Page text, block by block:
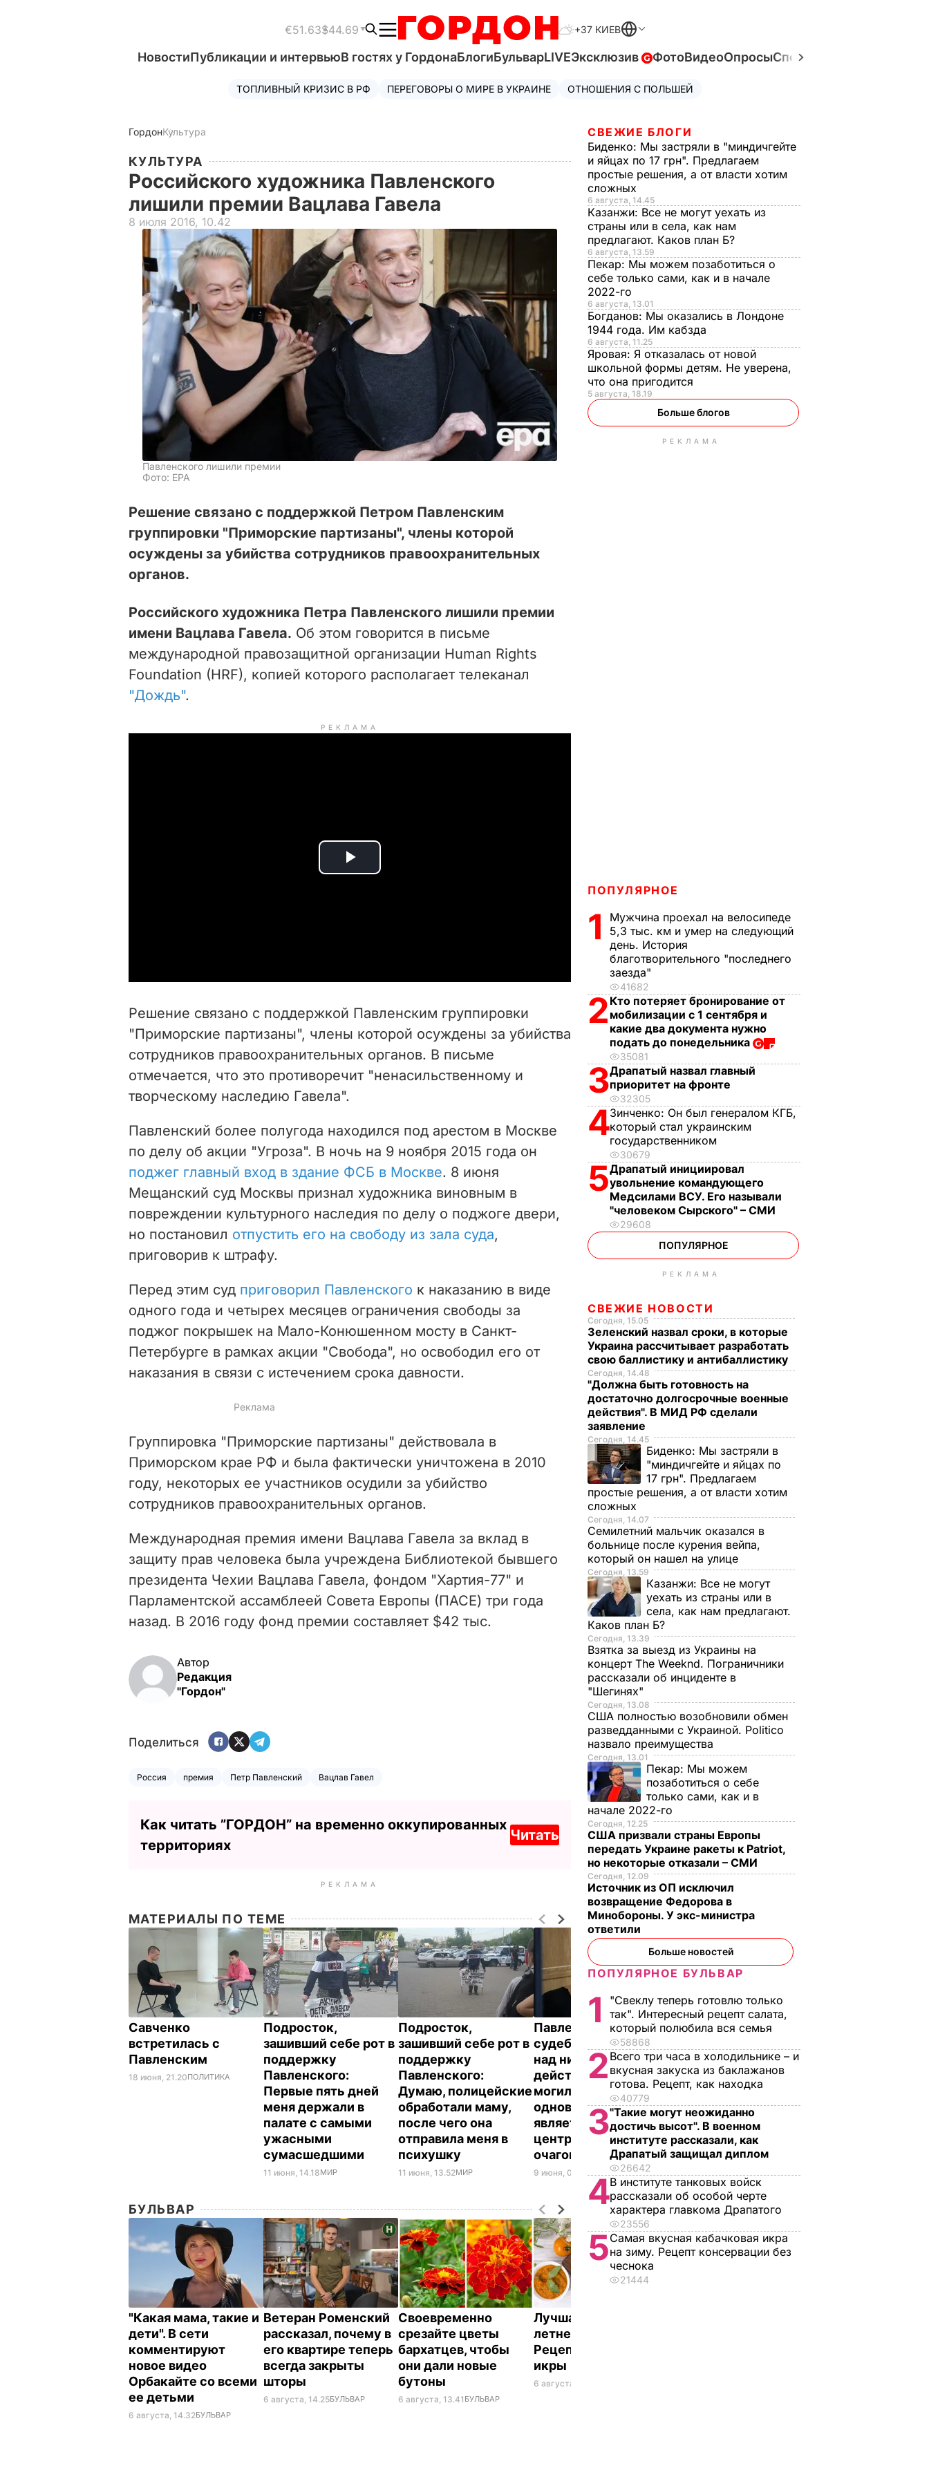
€51.63$44.69 +37 КИЕВ
НовостиПубликации и интервьюВ гостях у ГордонаБлогиБульварLIVEЭксклюзив ФотоВидеоОпросыСпецпроекты
ТОПЛИВНЫЙ КРИЗИС В РФ ПЕРЕГОВОРЫ О МИРЕ В УКРАИНЕ ОТНОШЕНИЯ С ПОЛЬШЕЙ
ГордонКультура
КУЛЬТУРА
Российского художника Павленского
лишили премии Вацлава Гавела
8 июля 2016, 10.42
Павленского лишили премии
Фото: ЕРА
Решение связано с поддержкой Петром Павленским
группировки "Приморские партизаны", члены которой
осуждены за убийства сотрудников правоохранительных
органов.
Российского художника Петра Павленского лишили премии
имени Вацлава Гавела. Об этом говорится в письме
международной правозащитной организации Human Rights
Foundation (HRF), копией которого располагает телеканал
"Дождь".
РЕКЛАМА
P
i
d
o
Решение связано с поддержкой Павленским группировки
"Приморские партизаны", члены которой осуждены за убийства
сотрудников правоохранительных органов. В письме
отмечается, что это противоречит "ненасильственному и
творческому наследию Гавела".
Павленский более полугода находился под арестом в Москве
по делу об акции "Угроза". В ночь на 9 ноября 2015 года он
поджег главный вход в здание ФСБ в Москве. 8 июня
Мещанский суд Москвы признал художника виновным в
повреждении культурного наследия по делу о поджоге двери,
но постановил отпустить его на свободу из зала суда,
приговорив к штрафу.
Перед этим суд приговорил Павленского к наказанию в виде
одного года и четырех месяцев ограничения свободы за
поджог покрышек на Мало-Конюшенном мосту в Санкт-
Петербурге в рамках акции "Свобода", но освободил его от
наказания в связи с истечением срока давности.
Группировка "Приморские партизаны" действовала в
Приморском крае РФ и была фактически уничтожена в 2010
году, некоторых ее участников осудили за убийство
сотрудников правоохранительных органов.
Международная премия имени Вацлава Гавела за вклад в
защиту прав человека была учреждена Библиотекой бывшего
президента Чехии Вацлава Гавела, фондом "Хартия-77" и
Парламентской ассамблеей Совета Европы (ПАСЕ) три года
назад. В 2016 году фонд премии составляет $42 тыс.
Автор
Редакция
"Гордон"
Поделиться
Россия премия Петр Павленский Вацлав Гавел
Как читать ”ГОРДОН” на временно оккупированных
территориях
Читать
РЕКЛАМА
МАТЕРИАЛЫ ПО ТЕМЕ
Савченко
встретилась с
Павленским
18 июня, 21.20ПОЛИТИКА
Подросток,
зашивший себе рот в
поддержку
Павленского:
Первые пять дней
меня держали в
палате с самыми
ужасными
сумасшедшими
11 июня, 14.18МИР
Подросток,
зашивший себе рот в
поддержку
Павленского:
Думаю, полицейские
обработали маму,
после чего она
отправила меня в
психушку
11 июня, 13.52МИР
Павленский о
судебном процессе
над ним: Мы увидели
действующий
могильник, который
одновременно
является
центральным
очагом власти
9 июня, 01.15
Акционист
на свободу.
Фоторепортаж
8 июня, 16.15 СОБЫТИЯ
БУЛЬВАР
"Какая мама, такие и
дети". В сети
комментируют
новое видео
Орбакайте со всеми
ее детьми
6 августа, 14.32БУЛЬВАР
Ветеран Роменский
рассказал, почему в
его квартире теперь
всегда закрыты
шторы
6 августа, 14.25БУЛЬВАР
Своевременно
срезайте цветы
бархатцев, чтобы
они дали новые
бутоны
6 августа, 13.41 БУЛЬВАР
Лучшая намазка для
летнего перекуса.
Рецепт кабачковой
икры
6 августа, 13.02
СВЕЖИЕ БЛОГИ
Биденко: Мы застряли в "миндичгейте
и яйцах по 17 грн". Предлагаем
простые решения, а от власти хотим
сложных
6 августа, 14.45
Казанжи: Все не могут уехать из
страны или в села, как нам
предлагают. Каков план Б?
6 августа, 13.59
Пекар: Мы можем позаботиться о
себе только сами, как и в начале
2022-го
6 августа, 13.01
Богданов: Мы оказались в Лондоне
1944 года. Им кабзда
6 августа, 11.25
Яровая: Я отказалась от новой
школьной формы детям. Не уверена,
что она пригодится
5 августа, 18.19
Больше блогов
РЕКЛАМА
ПОПУЛЯРНОЕ
1
Мужчина проехал на велосипеде
5,3 тыс. км и умер на следующий
день. История
благотворительного "последнего
заезда"
41682
2 Кто потеряет бронирование от
мобилизации с 1 сентября и
какие два документа нужно
подать до понедельника
35081
3Драпатый назвал главный
приоритет на фронте
32305
4Зинченко: Он был генералом КГБ,
который стал украинским
государственником
30679
5Драпатый инициировал
увольнение командующего
Медсилами ВСУ. Его называли
"человеком Сырского" – СМИ
29608
ПОПУЛЯРНОЕ
РЕКЛАМА
СВЕЖИЕ НОВОСТИ
Сегодня, 15.05
Зеленский назвал сроки, в которые
Украина рассчитывает разработать
свою баллистику и антибаллистику
Сегодня, 14.48
"Должна быть готовность на
достаточно долгосрочные военные
действия". В МИД РФ сделали
заявление
Сегодня, 14.45
Биденко: Мы застряли в
"миндичгейте и яйцах по
17 грн". Предлагаем
простые решения, а от власти хотим
сложных
Сегодня, 14.07
Семилетний мальчик оказался в
больнице после курения вейпа,
который он нашел на улице
Сегодня, 13.59
Казанжи: Все не могут
уехать из страны или в
села, как нам предлагают.
Каков план Б?
Сегодня, 13.39
Взятка за выезд из Украины на
концерт The Weeknd. Пограничники
рассказали об инциденте в
"Шегинях"
Сегодня, 13.08
США полностью возобновили обмен
разведданными с Украиной. Politico
назвало преимущества
Сегодня, 13.01
Пекар: Мы можем
позаботиться о себе
только сами, как и в
начале 2022-го
Сегодня, 12.25
США призвали страны Европы
передать Украине ракеты к Patriot,
но некоторые отказали – СМИ
Сегодня, 12.09
Источник из ОП исключил
возвращение Федорова в
Минобороны. У экс-министра
ответили
Больше новостей
ПОПУЛЯРНОЕ БУЛЬВАР
1
"Свеклу теперь готовлю только
так". Интересный рецепт салата,
который полюбила вся семья
58868
2 Всего три часа в холодильнике – и
вкусная закуска из баклажанов
готова. Рецепт, как находка
40779
3"Такие могут неожиданно
достичь высот". В военном
институте рассказали, как
Драпатый защищал диплом
26642
4В институте танковых войск
рассказали об особой черте
характера главкома Драпатого
23556
5Самая вкусная кабачковая икра
на зиму. Рецепт консервации без
чеснока
21444